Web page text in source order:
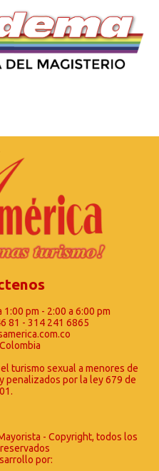
pm - 2:00 a 6:00 pm
81 - 314 241 6865
turismo sexual a menores de
penalizados por la ley 679 de
- Copyright, todos los
por: